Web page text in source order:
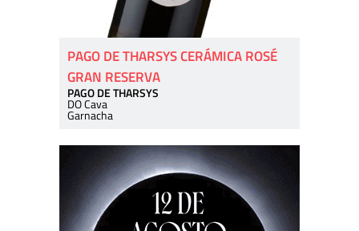
PAGO DE THARSYS CERÁMICA ROSÉ
GRAN RESERVA
PAGO DE THARSYS
DO Cava
Garnacha